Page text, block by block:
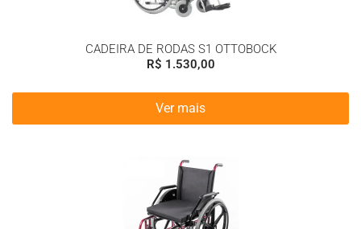
CADEIRA DE RODAS S1 OTTOBOCK
R$ 1.530,00
Ver mais